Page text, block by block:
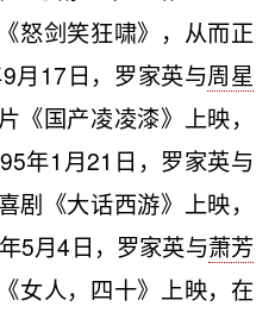
怒剑笑狂啸》，从而正
月17日，罗家英与周星
《国产凌凌漆》上映，
年1月21日，罗家英与
剧《大话西游》上映，
5月4日，罗家英与萧芳
女人，四十》上映，在